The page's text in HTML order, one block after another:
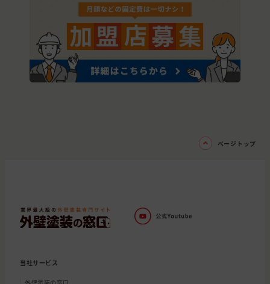
ページトップ
当社サービス